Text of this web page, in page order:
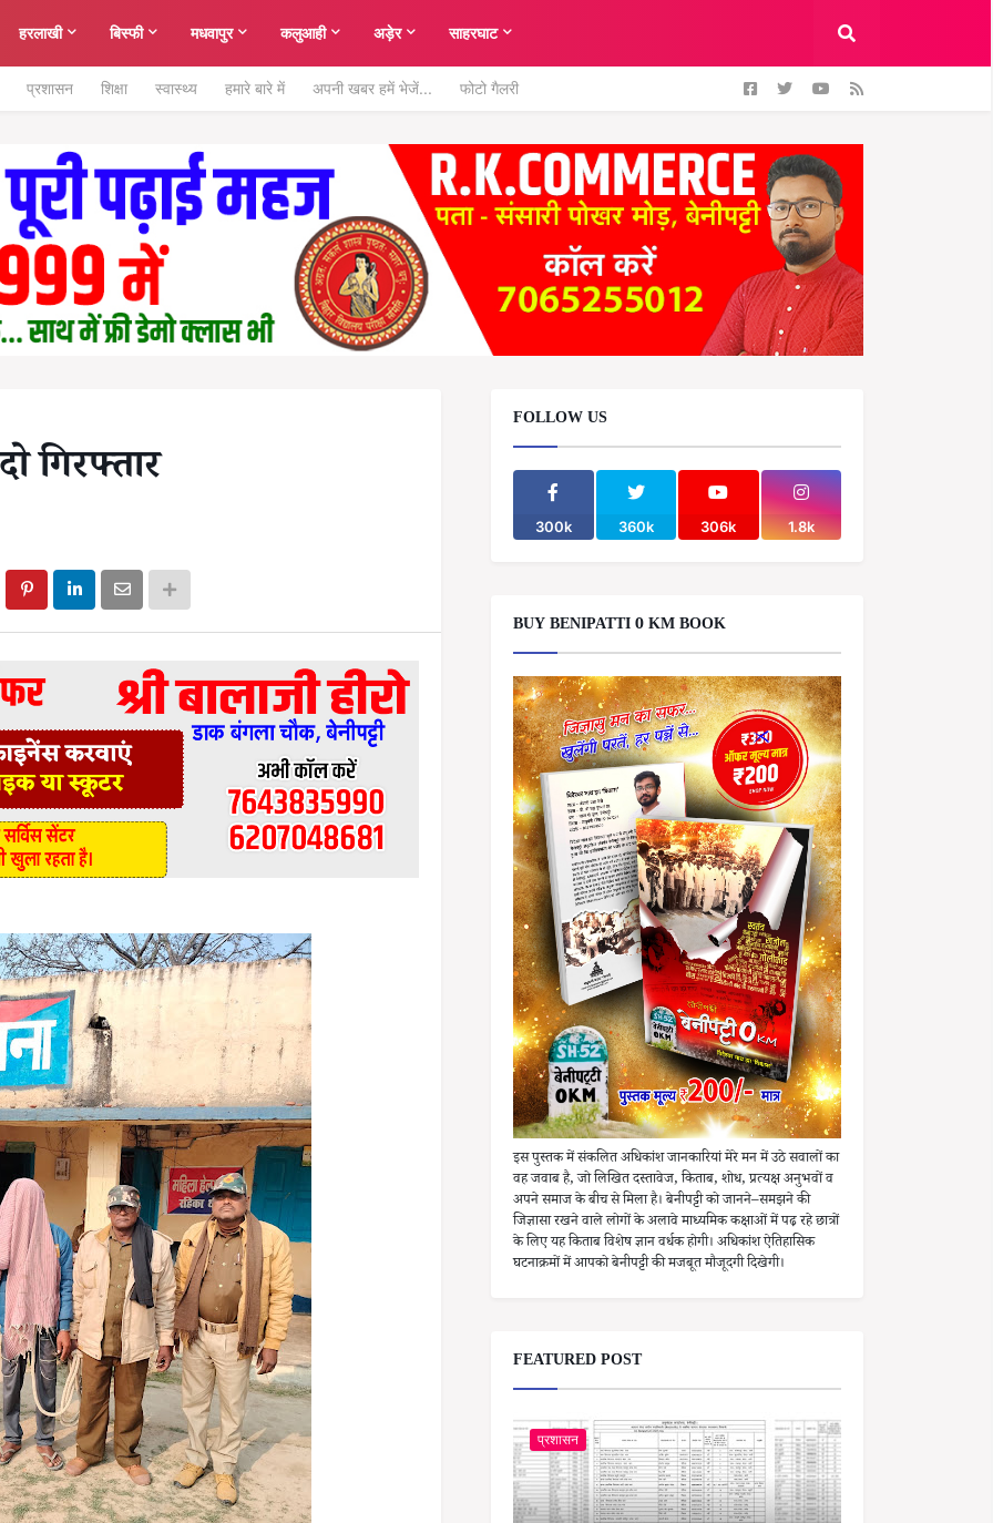
हरलाखी बिस्फी मधवापुर कलुआही अड़ेर साहरघाट
प्रशासन शिक्षा स्वास्थ्य हमारे बारे में अपनी खबर हमें भेजें... फोटो गैलरी
गिरफ्तार
FOLLOW US
300k 360k 306k 1.8k
BUY BENIPATTI 0 KM BOOK
इस पुस्तक में संकलित अधिकांश जानकारियां मेरे मन में उठे सवालों का
वह जवाब है, जो लिखित दस्तावेज, किताब, शोध, प्रत्यक्ष अनुभवों व
अपने समाज के बीच से मिला है। बेनीपट्टी को जानने–समझने की
जिज्ञासा रखने वाले लोगों के अलावे माध्यमिक कक्षाओं में पढ़ रहे छात्रों
के लिए यह किताब विशेष ज्ञान वर्धक होगी। अधिकांश ऐतिहासिक
घटनाक्रमों में आपको बेनीपट्टी की मजबूत मौजूदगी दिखेगी।
FEATURED POST
प्रशासन